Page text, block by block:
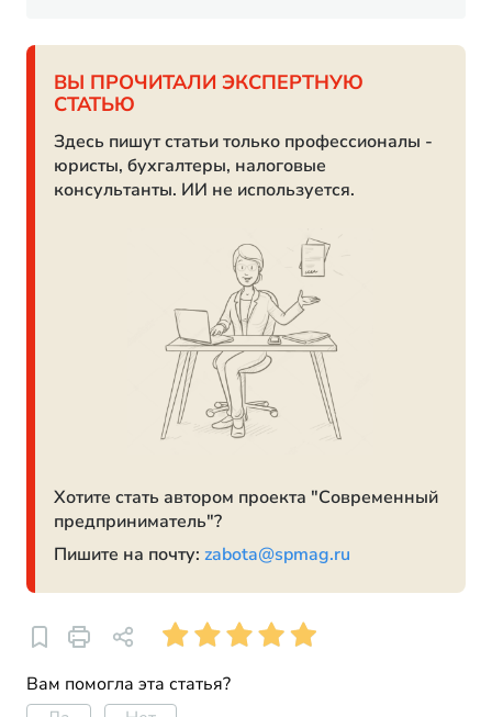
ВЫ ПРОЧИТАЛИ ЭКСПЕРТНУЮ
СТАТЬЮ
Здесь пишут статьи только профессионалы -
юристы, бухгалтеры, налоговые
консультанты. ИИ не используется.
Хотите стать автором проекта "Современный
предприниматель"?
Пишите на почту: zabota@spmag.ru
Вам помогла эта статья?